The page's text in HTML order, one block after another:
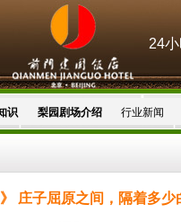
24
识 梨园剧场介绍 行业新闻
庄子屈原之间，隔着多少